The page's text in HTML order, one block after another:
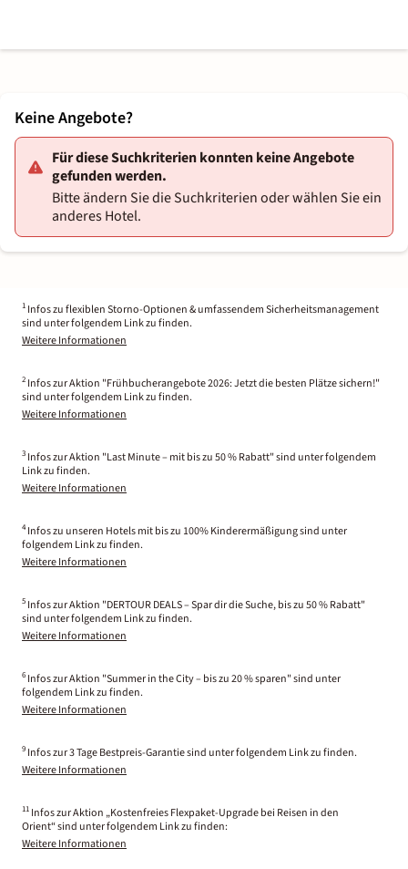
Keine Angebote?
Für diese Suchkriterien konnten keine Angebote
gefunden werden.
Bitte ändern Sie die Suchkriterien oder wählen Sie ein
anderes Hotel.
1 Infos zu flexiblen Storno-Optionen & umfassendem Sicherheitsmanagement
sind unter folgendem Link zu finden.
Weitere Informationen
2 Infos zur Aktion "Frühbucherangebote 2026: Jetzt die besten Plätze sichern!"
sind unter folgendem Link zu finden.
Weitere Informationen
3 Infos zur Aktion "Last Minute – mit bis zu 50 % Rabatt" sind unter folgendem
Link zu finden.
Weitere Informationen
4 Infos zu unseren Hotels mit bis zu 100% Kinderermäßigung sind unter
folgendem Link zu finden.
Weitere Informationen
5 Infos zur Aktion "DERTOUR DEALS – Spar dir die Suche, bis zu 50 % Rabatt"
sind unter folgendem Link zu finden.
Weitere Informationen
6 Infos zur Aktion "Summer in the City – bis zu 20 % sparen" sind unter
folgendem Link zu finden.
Weitere Informationen
9 Infos zur 3 Tage Bestpreis-Garantie sind unter folgendem Link zu finden.
Weitere Informationen
11 Infos zur Aktion „Kostenfreies Flexpaket-Upgrade bei Reisen in den
Orient“ sind unter folgendem Link zu finden:
Weitere Informationen